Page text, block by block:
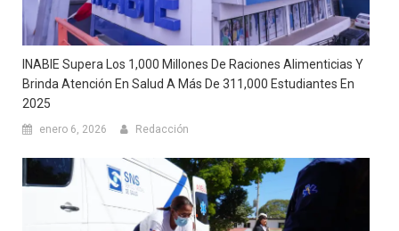
INABIE Supera Los 1,000 Millones De Raciones Alimenticias Y
Brinda Atención En Salud A Más De 311,000 Estudiantes En
2025
enero 6, 2026 Redacción